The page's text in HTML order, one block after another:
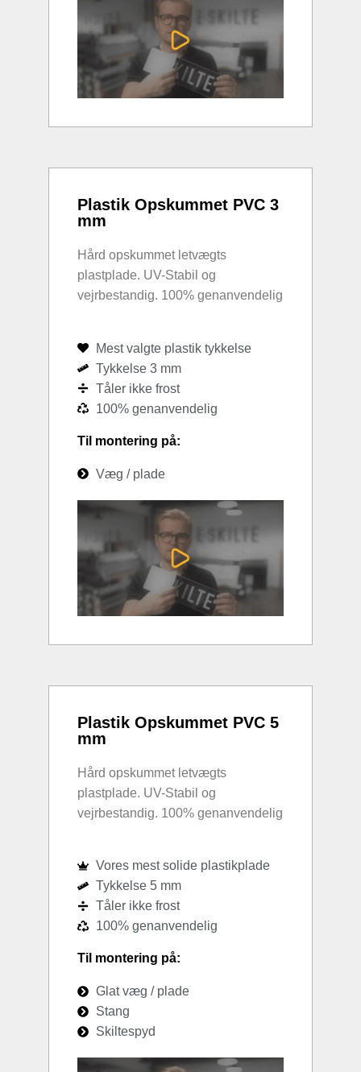
Plastik Opskummet PVC 3
mm
Hård opskummet letvægts
plastplade. UV-Stabil og
vejrbestandig. 100% genanvendelig
Mest valgte plastik tykkelse
Tykkelse 3 mm
Tåler ikke frost
100% genanvendelig
Til montering på:
Væg / plade
Plastik Opskummet PVC 5
mm
Hård opskummet letvægts
plastplade. UV-Stabil og
vejrbestandig. 100% genanvendelig
Vores mest solide plastikplade
Tykkelse 5 mm
Tåler ikke frost
100% genanvendelig
Til montering på:
Glat væg / plade
Stang
Skiltespyd